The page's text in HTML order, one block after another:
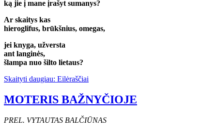
ką jie į mane įrašyt sumanys?
Ar skaitys kas
hieroglifus, brūkšnius, omegas,
jei knyga, užversta
ant langinės,
šlampa nuo šilto lietaus?
Skaityti daugiau: Eilėraščiai
MOTERIS BAŽNYČIOJE
PREL. VYTAUTAS BALČIŪNAS